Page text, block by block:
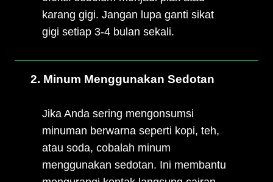
karang gigi. Jangan lupa ganti sikat
gigi setiap 3-4 bulan sekali.
2. Minum Menggunakan Sedotan
Jika Anda sering mengonsumsi
minuman berwarna seperti kopi, teh,
atau soda, cobalah minum
menggunakan sedotan. Ini membantu